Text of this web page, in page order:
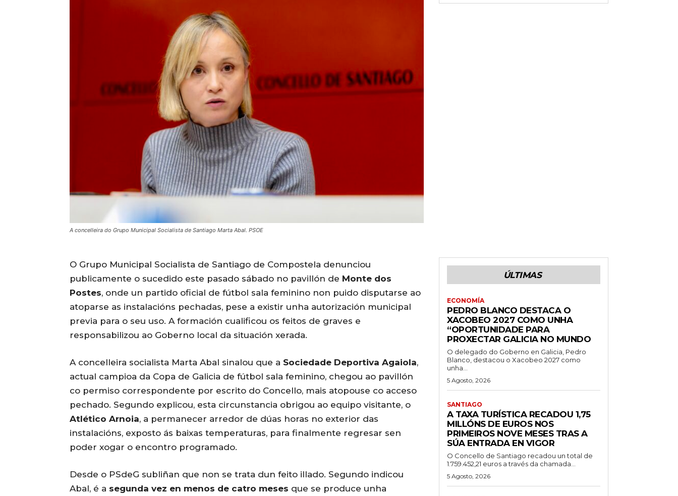
A concelleira do Grupo Municipal Socialista de Santiago Marta Abal. PSOE
O Grupo Municipal Socialista de Santiago de Compostela denunciou
publicamente o sucedido este pasado sábado no pavillón de Monte dos
Postes, onde un partido oficial de fútbol sala feminino non puido disputarse ao
atoparse as instalacións pechadas, pese a existir unha autorización municipal
previa para o seu uso. A formación cualificou os feitos de graves e
responsabilizou ao Goberno local da situación xerada.
A concelleira socialista Marta Abal sinalou que a Sociedade Deportiva Agaiola,
actual campioa da Copa de Galicia de fútbol sala feminino, chegou ao pavillón
co permiso correspondente por escrito do Concello, mais atopouse co acceso
pechado. Segundo explicou, esta circunstancia obrigou ao equipo visitante, o
Atlético Arnoia, a permanecer arredor de dúas horas no exterior das
instalacións, exposto ás baixas temperaturas, para finalmente regresar sen
poder xogar o encontro programado.
Desde o PSdeG subliñan que non se trata dun feito illado. Segundo indicou
Abal, é a segunda vez en menos de catro meses que se produce unha
ÚLTIMAS
ECONOMÍA
PEDRO BLANCO DESTACA O
XACOBEO 2027 COMO UNHA
“OPORTUNIDADE PARA
PROXECTAR GALICIA NO MUNDO
O delegado do Goberno en Galicia, Pedro
Blanco, destacou o Xacobeo 2027 como
unha...
5 Agosto, 2026
SANTIAGO
A TAXA TURÍSTICA RECADOU 1,75
MILLÓNS DE EUROS NOS
PRIMEIROS NOVE MESES TRAS A
SÚA ENTRADA EN VIGOR
O Concello de Santiago recadou un total de
1.759.452,21 euros a través da chamada...
5 Agosto, 2026